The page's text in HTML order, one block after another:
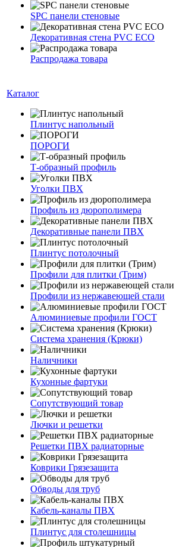
SPC панели стеновые
Декоративная стена PVC ECO
Распродажа товара
Каталог
Плинтус напольный
ПОРОГИ
Т-образный профиль
Уголки ПВХ
Профиль из дюрополимера
Декоративные панели ПВХ
Плинтус потолочный
Профили для плитки (Трим)
Профили из нержавеющей стали
Алюминиевые профили ГОСТ
Система хранения (Крюки)
Наличники
Кухонные фартуки
Сопутствующий товар
Лючки и решетки
Решетки ПВХ радиаторные
Коврики Грязезащита
Обводы для труб
Кабель-каналы ПВХ
Плинтус для столешницы